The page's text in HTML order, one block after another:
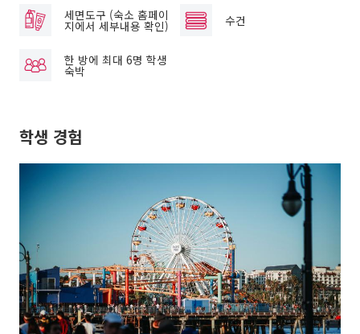
세면도구 (숙소 홈페이
지에서 세부내용 확인) 수건
한 방에 최대 6명 학생
숙박
학생 경험